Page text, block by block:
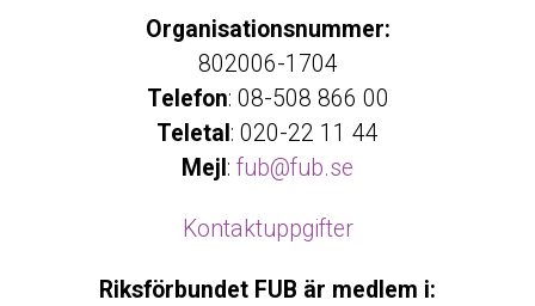
Organisationsnummer:
802006-1704
Telefon: 08-508 866 00
Teletal : 020-22 11 44
Mejl : fub@fub.se
Kontaktuppgifter
Riksförbundet FUB är medlem i: